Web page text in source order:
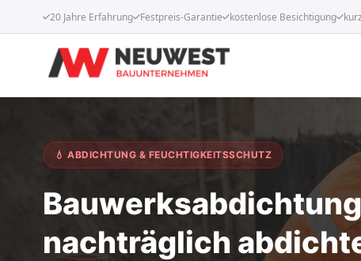
20 Jahre Erfahrung Festpreis-Garantie kostenlose Besichtigung
💧 ABDICHTUNG & FEUCHTIGKEITSSCHUTZ
nachträglich